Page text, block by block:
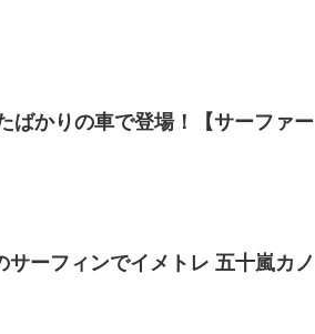
ばかりの車で登場！【サーファー
ーフィンでイメトレ 五十嵐カノ